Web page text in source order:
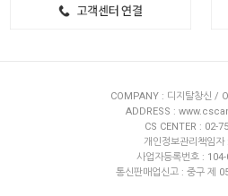
COMPANY : 디지탈창신 /
ADDRESS :
CS CENTER : 02-
개인정보관리책임자
사업자등록번호 :
통신판매업신고 : 중구 제